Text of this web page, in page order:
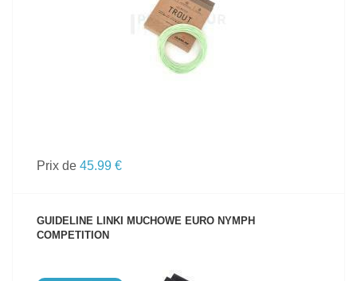
Prix de 45.99 €
GUIDELINE LINKI MUCHOWE EURO NYMPH
COMPETITION